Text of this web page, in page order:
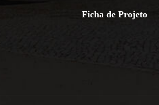
Ficha de Projeto